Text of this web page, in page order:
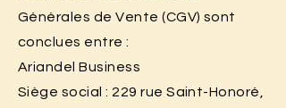
Générales de Vente (CGV) sont
conclues entre :
Ariandel Business
Siège social : 229 rue Saint-Honoré,